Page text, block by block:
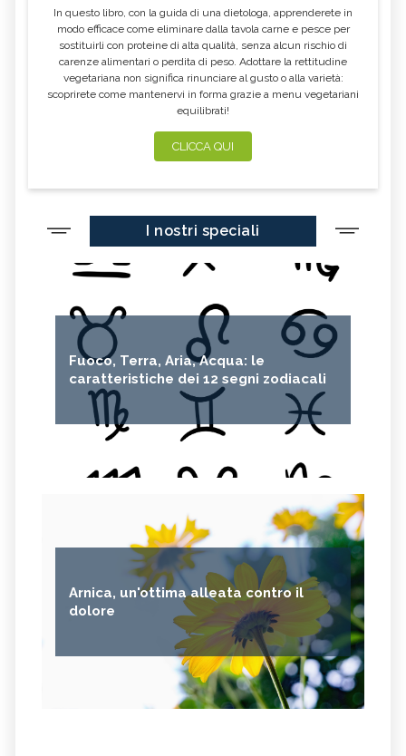
In questo libro, con la guida di una dietologa, apprenderete in
modo efficace come eliminare dalla tavola carne e pesce per
sostituirli con proteine di alta qualità, senza alcun rischio di
carenze alimentari o perdita di peso. Adottare la rettitudine
vegetariana non significa rinunciare al gusto o alla varietà:
scoprirete come mantenervi in forma grazie a menu vegetariani
equilibrati!
CLICCA QUI
I nostri speciali
Fuoco, Terra, Aria, Acqua: le
caratteristiche dei 12 segni zodiacali
Arnica, un'ottima alleata contro il
dolore